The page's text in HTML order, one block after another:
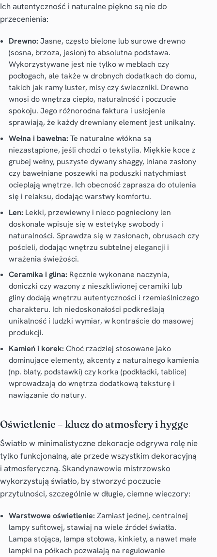
Ich autentyczność i naturalne piękno są nie do
przecenienia:
Drewno: Jasne, często bielone lub surowe drewno
(sosna, brzoza, jesion) to absolutna podstawa.
Wykorzystywane jest nie tylko w meblach czy
podłogach, ale także w drobnych dodatkach do domu,
takich jak ramy luster, misy czy świeczniki. Drewno
wnosi do wnętrza ciepło, naturalność i poczucie
spokoju. Jego różnorodna faktura i usłojenie
sprawiają, że każdy drewniany element jest unikalny.
Wełna i bawełna: Te naturalne włókna są
niezastąpione, jeśli chodzi o tekstylia. Miękkie koce z
grubej wełny, puszyste dywany shaggy, lniane zasłony
czy bawełniane poszewki na poduszki natychmiast
ocieplają wnętrze. Ich obecność zaprasza do otulenia
się i relaksu, dodając warstwy komfortu.
Len: Lekki, przewiewny i nieco pognieciony len
doskonale wpisuje się w estetykę swobody i
naturalności. Sprawdza się w zasłonach, obrusach czy
pościeli, dodając wnętrzu subtelnej elegancji i
wrażenia świeżości.
Ceramika i glina: Ręcznie wykonane naczynia,
doniczki czy wazony z nieszkliwionej ceramiki lub
gliny dodają wnętrzu autentyczności i rzemieślniczego
charakteru. Ich niedoskonałości podkreślają
unikalność i ludzki wymiar, w kontraście do masowej
produkcji.
Kamień i korek: Choć rzadziej stosowane jako
dominujące elementy, akcenty z naturalnego kamienia
(np. blaty, podstawki) czy korka (podkładki, tablice)
wprowadzają do wnętrza dodatkową teksturę i
nawiązanie do natury.
Oświetlenie – klucz do atmosfery i hygge
Światło w minimalistyczne dekoracjeodgrywa rolę nie
tylko funkcjonalną, ale przede wszystkim dekoracyjną
i atmosferyczną. Skandynawowie mistrzowsko
wykorzystują światło, by stworzyć poczucie
przytulności, szczególnie w długie, ciemne wieczory:
Warstwowe oświetlenie: Zamiast jednej, centralnej
lampy sufitowej, stawiaj na wiele źródeł światła.
Lampa stojąca, lampa stołowa, kinkiety, a nawet małe
lampki na półkach pozwalają na regulowanie